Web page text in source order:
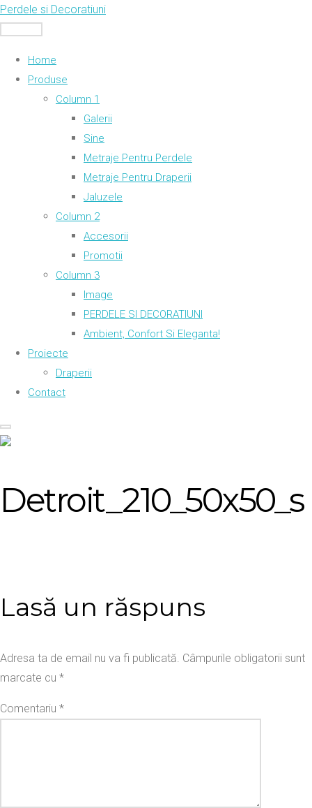
Skip
to
Perdele si Decoratiuni
Home
Produse
Column 1
Galerii
Sine
Metraje Pentru Perdele
Metraje Pentru Draperii
Jaluzele
Column 2
Accesorii
Promotii
Column 3
Image
PERDELE SI DECORATIUNI
Ambient, Confort Si Eleganta!
Proiecte
Draperii
Contact
Detroit_210_50x50_s
Lasă un răspuns
Adresa ta de email nu va fi publicată. Câmpurile obligatorii sunt
marcate cu *
Comentariu *